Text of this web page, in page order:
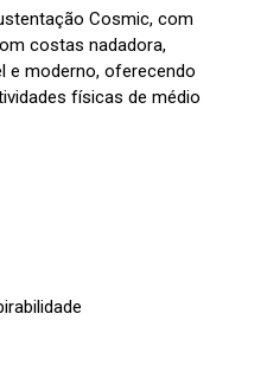
Cosmic, com
costas nadadora,
e moderno, oferecendo
físicas de médio